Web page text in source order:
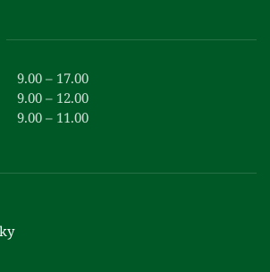
9.00 – 17.00
9.00 – 12.00
9.00 – 11.00